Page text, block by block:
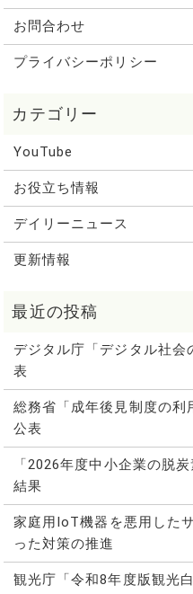
お問合わせ
プライバシーポリシー
YouTube
お役立ち情報
デイリーニュース
更新情報
デジタル庁「デジタル社会
表
総務省「成年後見制度の利
公表
「2026年度中小企業の脱
結果
家庭用IoT機器を悪用した
った対策の推進
観光庁「令和8年度版観光